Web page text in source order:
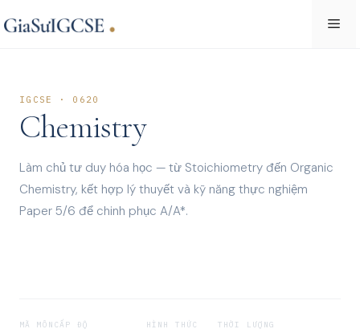
to
IGCSE · 0620
Chemistry
Làm chủ tư duy hóa học — từ Stoichiometry đến Organic
Chemistry, kết hợp lý thuyết và kỹ năng thực nghiệm
Paper 5/6 để chinh phục A/A*.
MÃ MÔN CẤP ĐỘ HÌNH THỨC THỜI LƯỢNG